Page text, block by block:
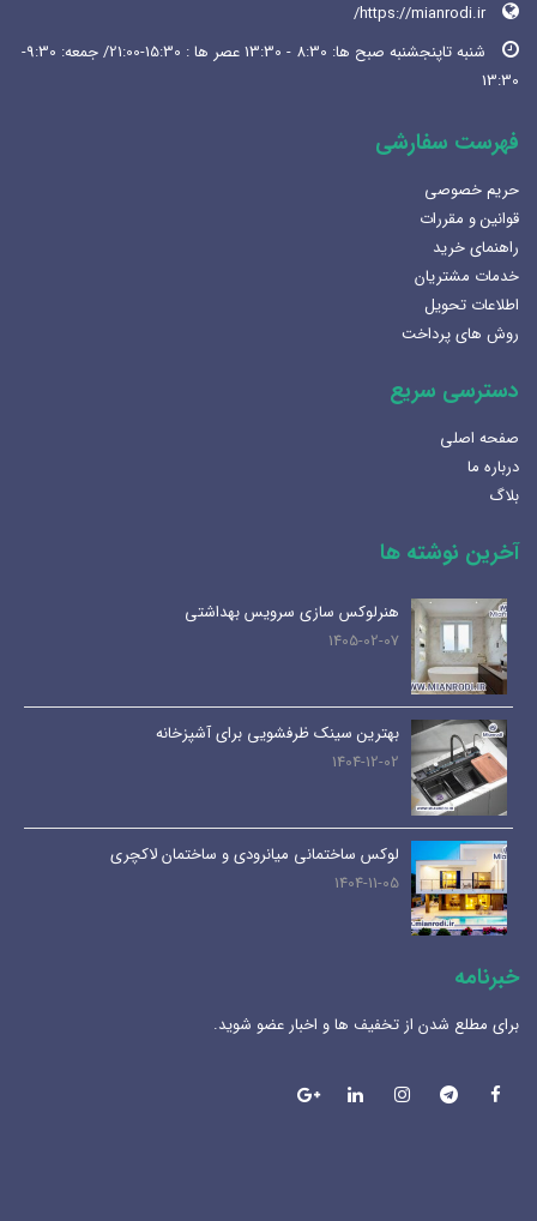
https://mianrodi.ir/
شنبه تاپنجشنبه صبح ها: 8:30 - 13:30 عصر ها : 15:30-21:00/ جمعه: 9:30-
13:30
فهرست سفارشی
حریم خصوصی
قوانین و مقررات
راهنمای خرید
خدمات مشتریان
اطلاعات تحویل
روش های پرداخت
دسترسی سریع
صفحه اصلی
درباره ما
بلاگ
آخرین نوشته ها
هنرلوکس سازی سرویس بهداشتی
1405-02-07
بهترین سینک ظرفشویی برای آشپزخانه
1404-12-02
لوکس ساختمانی میانرودی و ساختمان لاکچری
1404-11-05
خبرنامه
برای مطلع شدن از تخفیف ها و اخبار عضو شوید.